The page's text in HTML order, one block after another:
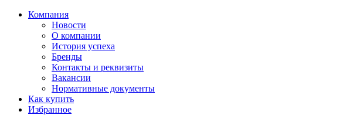
Компания
Новости
О компании
История успеха
Бренды
Контакты и реквизиты
Вакансии
Нормативные документы
Как купить
Избранное